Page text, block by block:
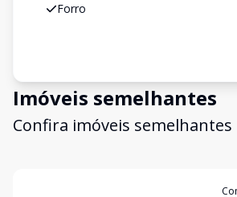
Forro
Imóveis semelhantes
Confira imóveis semelhantes